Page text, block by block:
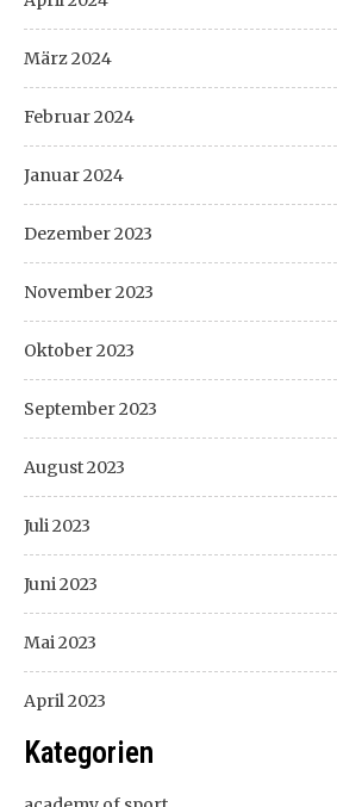
März 2024
Februar 2024
Januar 2024
Dezember 2023
November 2023
Oktober 2023
September 2023
August 2023
Juli 2023
Juni 2023
Mai 2023
April 2023
Kategorien